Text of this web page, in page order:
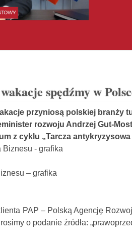
spędźmy w
przyniosą polskiej branży
rozwoju Andrzej Gut-
z cyklu „Tarcza antykryzysowa
– grafika
PAP – Polską Agencję
o podanie źródła: